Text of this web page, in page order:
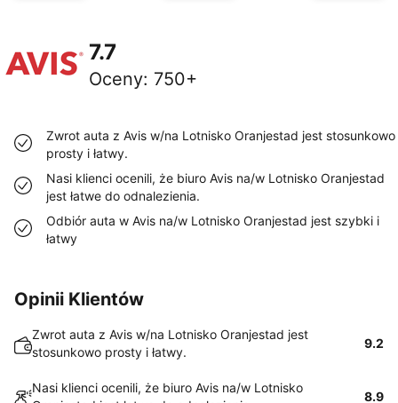
7.7
Oceny: 750+
Zwrot auta z Avis w/na Lotnisko Oranjestad jest stosunkowo
prosty i łatwy.
Nasi klienci ocenili, że biuro Avis na/w Lotnisko Oranjestad
jest łatwe do odnalezienia.
Odbiór auta w Avis na/w Lotnisko Oranjestad jest szybki i
łatwy
Opinii Klientów
Zwrot auta z Avis w/na Lotnisko Oranjestad jest
stosunkowo prosty i łatwy.
9.2
Nasi klienci ocenili, że biuro Avis na/w Lotnisko
8.9